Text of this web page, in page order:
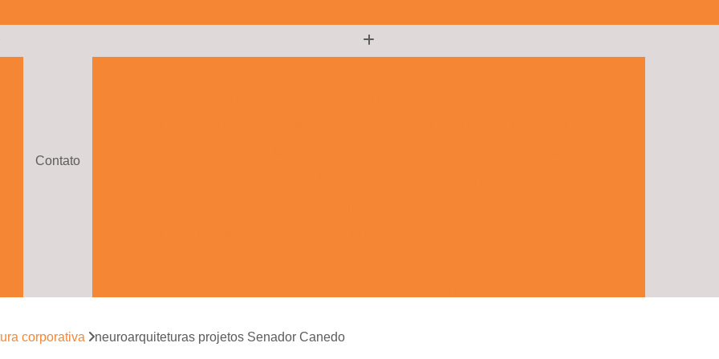
Contato
Arquitetura com Drama Hall Corporativo Goiânia
corporativa neuroarquiteturas projetos Senador Canedo